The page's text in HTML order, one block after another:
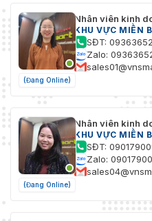
(Đang Online)
Nhân viên kinh
KHU VỰC MIỀN
SĐT:
Zalo:
(Đang Online)
Nhân viên kinh
KHU VỰC MIỀN
SĐT:
Zalo: